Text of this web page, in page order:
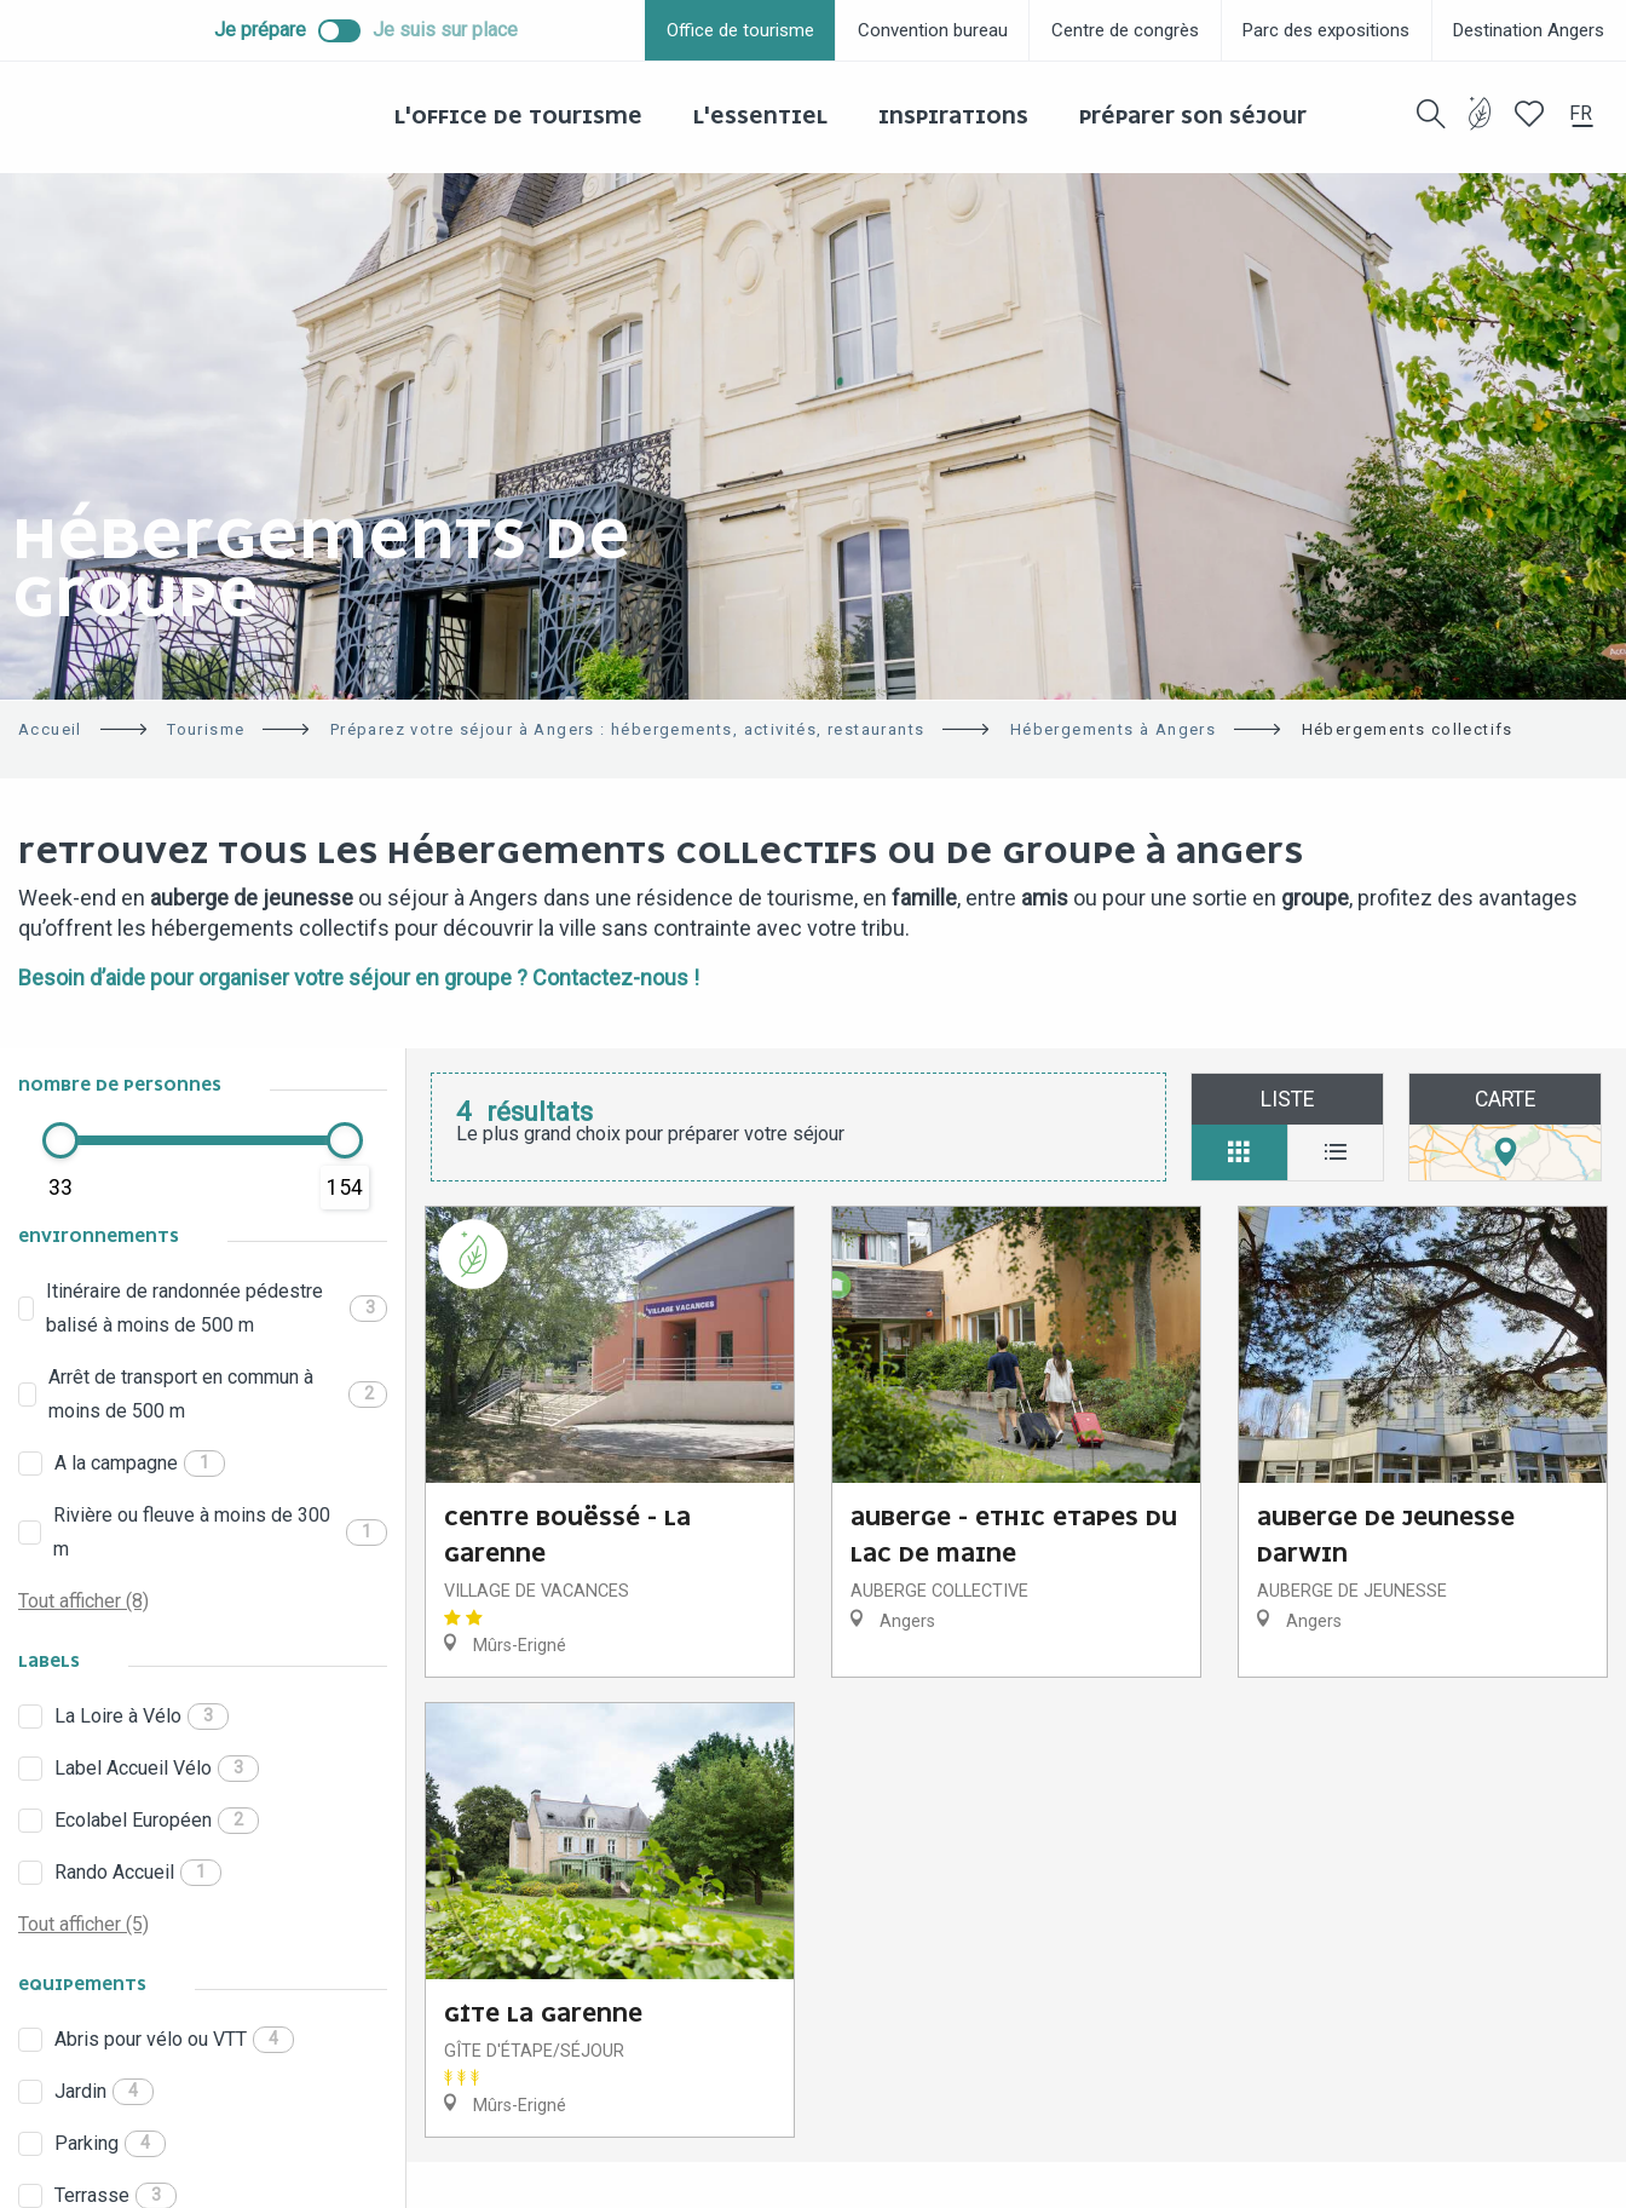
FR
Je prépare Je suis sur place Office de tourisme Convention bureau Centre de congrès Parc des expositions Destination Angers
L'OFFICE DE TOURISME L'ESSENTIEL INSPIRATIONS PRÉPARER SON SÉJOUR
HÉBERGEMENTS DE
GROUPE
Accueil Tourisme Préparez votre séjour à Angers : hébergements, activités, restaurants Hébergements à Angers Hébergements collectifs
RETROUVEZ TOUS LES HÉBERGEMENTS COLLECTIFS OU DE GROUPE À ANGERS
Week-end en auberge de jeunesse ou séjour à Angers dans une résidence de tourisme, en famille, entre amis ou pour une sortie en groupe, profitez des avantages
qu’offrent les hébergements collectifs pour découvrir la ville sans contrainte avec votre tribu.
Besoin d’aide pour organiser votre séjour en groupe ? Contactez-nous !
NOMBRE DE PERSONNES
33 154
ENVIRONNEMENTS
Itinéraire de randonnée pédestre
balisé à moins de 500 m
3
Arrêt de transport en commun à
moins de 500 m
2
A la campagne 1
Rivière ou fleuve à moins de 300
m
1
Tout afficher (8)
LABELS
La Loire à Vélo 3
Label Accueil Vélo 3
Ecolabel Européen 2
Rando Accueil 1
Tout afficher (5)
EQUIPEMENTS
Abris pour vélo ou VTT 4
Jardin 4
Parking 4
Terrasse 3
4 résultats
Le plus grand choix pour préparer votre séjour
LISTE CARTE
CENTRE BOUËSSÉ - LA
GARENNE
VILLAGE DE VACANCES
Mûrs-Erigné
AUBERGE - ETHIC ETAPES DU
LAC DE MAINE
AUBERGE COLLECTIVE
Angers
AUBERGE DE JEUNESSE
DARWIN
AUBERGE DE JEUNESSE
Angers
GÎTE LA GARENNE
GÎTE D'ÉTAPE/SÉJOUR
Mûrs-Erigné